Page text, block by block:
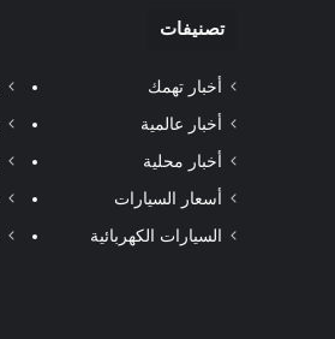
تصنيفات
أخبار تهمك
أخبار عالمية
أخبار محلية
أسعار السيارات
السيارات الكهربائية